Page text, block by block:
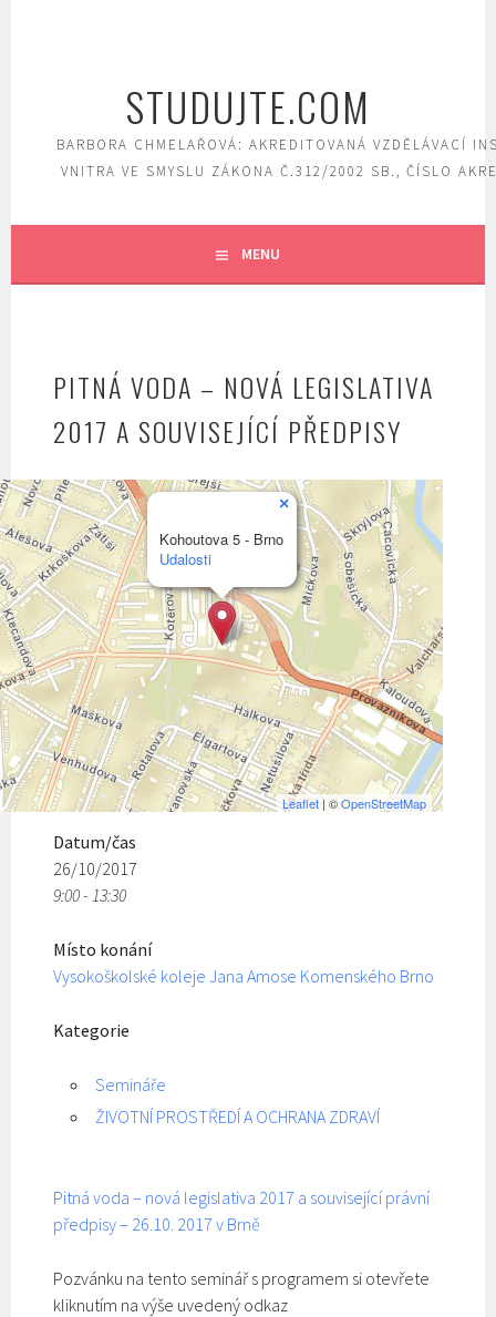
STUDUJTE.COM
BARBORA CHMELAŘOVÁ: AKREDITOVANÁ VZDĚLÁVACÍ
VNITRA VE SMYSLU ZÁKONA Č.312/2002 SB., ČÍSLO
MENU
PITNÁ VODA – NOVÁ LEGISLATIVA
2017 A SOUVISEJÍCÍ PŘEDPISY
Kohoutova 5 - Brno
Udalosti
×
Leaflet| ©OpenStreetMap
Datum/čas
26/10/2017
9:00 - 13:30
Místo konání
Vysokoškolské koleje Jana Amose Komenského Brno
Kategorie
Semináře
ŽIVOTNÍ PROSTŘEDÍ A OCHRANA ZDRAVÍ
Pitná voda – nová legislativa 2017 a související právní
předpisy – 26.10. 2017 v Brně
Pozvánku na tento seminář s programem si otevřete
kliknutím na výše uvedený odkaz